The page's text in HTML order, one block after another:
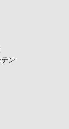
ン